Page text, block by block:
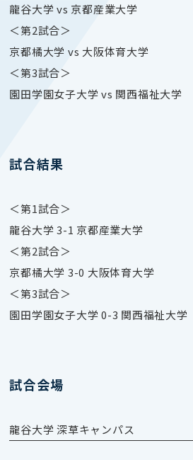
龍谷大学 vs 京都産業大学
＜第2試合＞
京都橘大学 vs 大阪体育大学
＜第3試合＞
園田学園女子大学 vs 関西福祉大学
試合結果
＜第1試合＞
龍谷大学 3-1 京都産業大学
＜第2試合＞
京都橘大学 3-0 大阪体育大学
＜第3試合＞
園田学園女子大学 0-3 関西福祉大学
試合会場
龍谷大学 深草キャンパス